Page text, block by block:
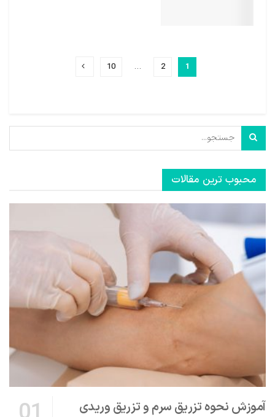
1
2
…
10
محبوب ترین مقالات
آموزش نحوه تزریق سرم و تزریق وریدی